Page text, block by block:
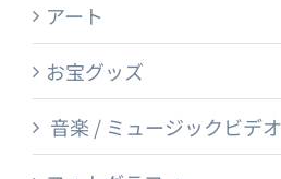
アート
お宝グッズ
音楽 / ミュージックビデオ